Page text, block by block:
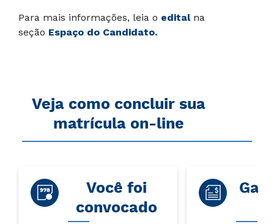
Para mais informações, leia o editalna
seção Espaço do Candidato.
Veja como concluir sua
matrícula on-line
Você foi
convocado